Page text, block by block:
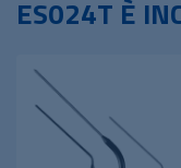
ES024T È